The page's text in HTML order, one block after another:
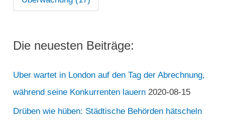
Die neuesten Beiträge:
Uber wartet in London auf den Tag der Abrechnung,
während seine Konkurrenten lauern 2020-08-15
Drüben wie hüben: Städtische Behörden hätscheln